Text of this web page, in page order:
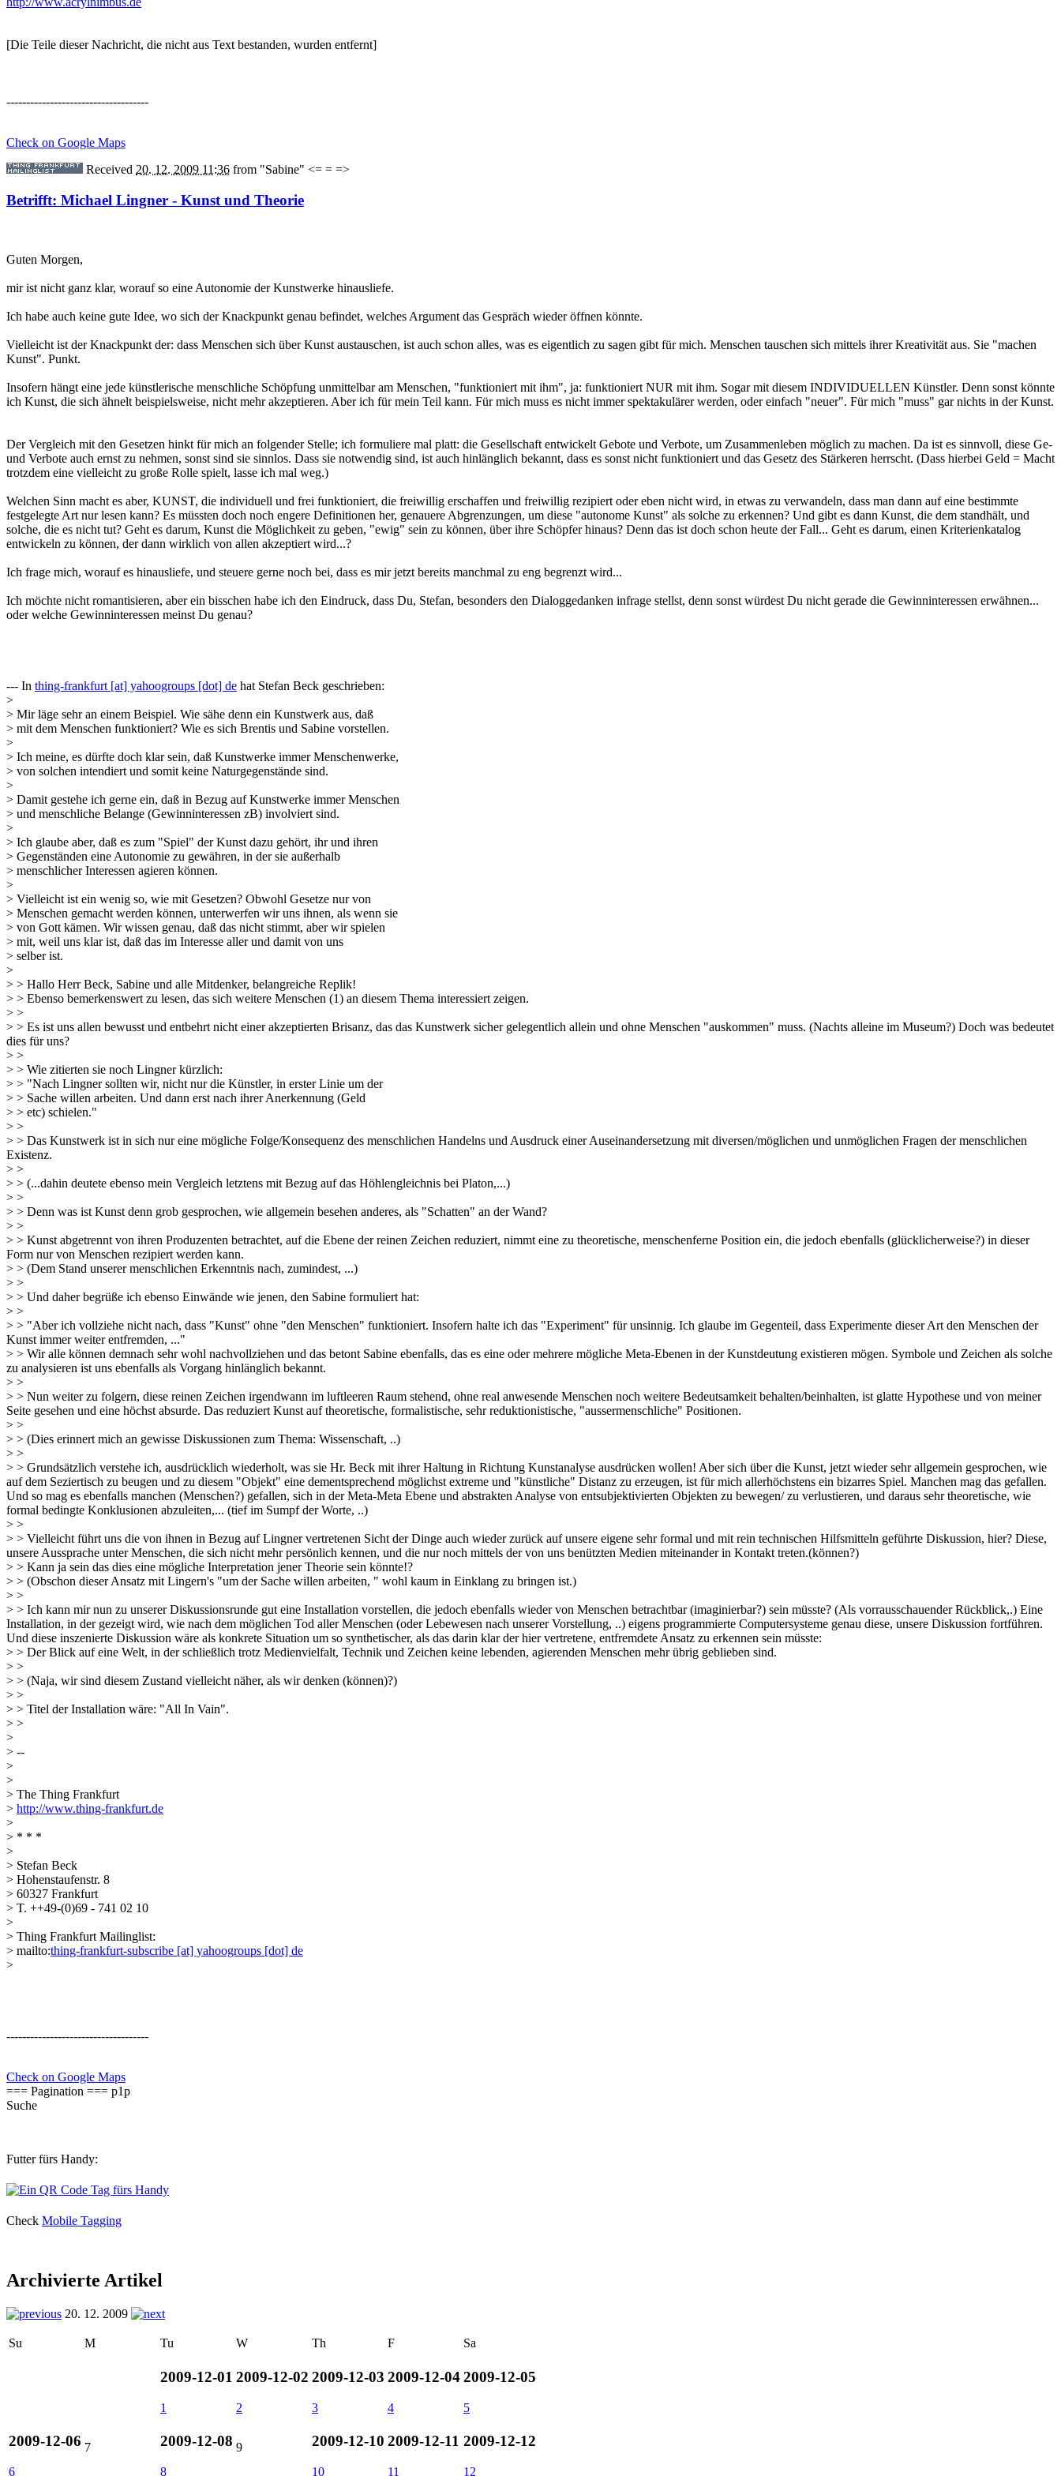
[Die Teile dieser Nachricht, die nicht aus Text bestanden, wurden entfernt]
------------------------------------
Check on Google Maps
Received 20. 12. 2009 11:36 from "Sabine" <= = =>
Betrifft: Michael Lingner - Kunst und Theorie
Guten Morgen,
mir ist nicht ganz klar, worauf so eine Autonomie der Kunstwerke hinausliefe.
Ich habe auch keine gute Idee, wo sich der Knackpunkt genau befindet, welches Argument das Gespräch wieder öffnen könnte.
Vielleicht ist der Knackpunkt der: dass Menschen sich über Kunst austauschen, ist auch schon alles, was es eigentlich zu sagen gibt für mich. Menschen tauschen sich mittels ihrer Kreativität aus. Sie "machen
Kunst". Punkt.
Insofern hängt eine jede künstlerische menschliche Schöpfung unmittelbar am Menschen, "funktioniert mit ihm", ja: funktioniert NUR mit ihm. Sogar mit diesem INDIVIDUELLEN Künstler. Denn sonst könnte
ich Kunst, die sich ähnelt beispielsweise, nicht mehr akzeptieren. Aber ich für mein Teil kann. Für mich muss es nicht immer spektakulärer werden, oder einfach "neuer". Für mich "muss" gar nichts in der Kunst.
Der Vergleich mit den Gesetzen hinkt für mich an folgender Stelle; ich formuliere mal platt: die Gesellschaft entwickelt Gebote und Verbote, um Zusammenleben möglich zu machen. Da ist es sinnvoll, diese Ge-
und Verbote auch ernst zu nehmen, sonst sind sie sinnlos. Dass sie notwendig sind, ist auch hinlänglich bekannt, dass es sonst nicht funktioniert und das Gesetz des Stärkeren herrscht. (Dass hierbei Geld = Macht
trotzdem eine vielleicht zu große Rolle spielt, lasse ich mal weg.)
Welchen Sinn macht es aber, KUNST, die individuell und frei funktioniert, die freiwillig erschaffen und freiwillig rezipiert oder eben nicht wird, in etwas zu verwandeln, dass man dann auf eine bestimmte
festgelegte Art nur lesen kann? Es müssten doch noch engere Definitionen her, genauere Abgrenzungen, um diese "autonome Kunst" als solche zu erkennen? Und gibt es dann Kunst, die dem standhält, und
solche, die es nicht tut? Geht es darum, Kunst die Möglichkeit zu geben, "ewig" sein zu können, über ihre Schöpfer hinaus? Denn das ist doch schon heute der Fall... Geht es darum, einen Kriterienkatalog
entwickeln zu können, der dann wirklich von allen akzeptiert wird...?
Ich frage mich, worauf es hinausliefe, und steuere gerne noch bei, dass es mir jetzt bereits manchmal zu eng begrenzt wird...
Ich möchte nicht romantisieren, aber ein bisschen habe ich den Eindruck, dass Du, Stefan, besonders den Dialoggedanken infrage stellst, denn sonst würdest Du nicht gerade die Gewinninteressen erwähnen...
oder welche Gewinninteressen meinst Du genau?
--- In thing-frankfurt [at] yahoogroups [dot] de hat Stefan Beck geschrieben:
>
> Mir läge sehr an einem Beispiel. Wie sähe denn ein Kunstwerk aus, daß
> mit dem Menschen funktioniert? Wie es sich Brentis und Sabine vorstellen.
>
> Ich meine, es dürfte doch klar sein, daß Kunstwerke immer Menschenwerke,
> von solchen intendiert und somit keine Naturgegenstände sind.
>
> Damit gestehe ich gerne ein, daß in Bezug auf Kunstwerke immer Menschen
> und menschliche Belange (Gewinninteressen zB) involviert sind.
>
> Ich glaube aber, daß es zum "Spiel" der Kunst dazu gehört, ihr und ihren
> Gegenständen eine Autonomie zu gewähren, in der sie außerhalb
> menschlicher Interessen agieren können.
>
> Vielleicht ist ein wenig so, wie mit Gesetzen? Obwohl Gesetze nur von
> Menschen gemacht werden können, unterwerfen wir uns ihnen, als wenn sie
> von Gott kämen. Wir wissen genau, daß das nicht stimmt, aber wir spielen
> mit, weil uns klar ist, daß das im Interesse aller und damit von uns
> selber ist.
>
> > Hallo Herr Beck, Sabine und alle Mitdenker, belangreiche Replik!
> > Ebenso bemerkenswert zu lesen, das sich weitere Menschen (1) an diesem Thema interessiert zeigen.
> >
> > Es ist uns allen bewusst und entbehrt nicht einer akzeptierten Brisanz, das das Kunstwerk sicher gelegentlich allein und ohne Menschen "auskommen" muss. (Nachts alleine im Museum?) Doch was bedeutet
dies für uns?
> >
> > Wie zitierten sie noch Lingner kürzlich:
> > "Nach Lingner sollten wir, nicht nur die Künstler, in erster Linie um der
> > Sache willen arbeiten. Und dann erst nach ihrer Anerkennung (Geld
> > etc) schielen."
> >
> > Das Kunstwerk ist in sich nur eine mögliche Folge/Konsequenz des menschlichen Handelns und Ausdruck einer Auseinandersetzung mit diversen/möglichen und unmöglichen Fragen der menschlichen
Existenz.
> >
> > (...dahin deutete ebenso mein Vergleich letztens mit Bezug auf das Höhlengleichnis bei Platon,...)
> >
> > Denn was ist Kunst denn grob gesprochen, wie allgemein besehen anderes, als "Schatten" an der Wand?
> >
> > Kunst abgetrennt von ihren Produzenten betrachtet, auf die Ebene der reinen Zeichen reduziert, nimmt eine zu theoretische, menschenferne Position ein, die jedoch ebenfalls (glücklicherweise?) in dieser
Form nur von Menschen rezipiert werden kann.
> > (Dem Stand unserer menschlichen Erkenntnis nach, zumindest, ...)
> >
> > Und daher begrüße ich ebenso Einwände wie jenen, den Sabine formuliert hat:
> >
> > "Aber ich vollziehe nicht nach, dass "Kunst" ohne "den Menschen" funktioniert. Insofern halte ich das "Experiment" für unsinnig. Ich glaube im Gegenteil, dass Experimente dieser Art den Menschen der
Kunst immer weiter entfremden, ..."
> > Wir alle können demnach sehr wohl nachvollziehen und das betont Sabine ebenfalls, das es eine oder mehrere mögliche Meta-Ebenen in der Kunstdeutung existieren mögen. Symbole und Zeichen als solche
zu analysieren ist uns ebenfalls als Vorgang hinlänglich bekannt.
> >
> > Nun weiter zu folgern, diese reinen Zeichen irgendwann im luftleeren Raum stehend, ohne real anwesende Menschen noch weitere Bedeutsamkeit behalten/beinhalten, ist glatte Hypothese und von meiner
Seite gesehen und eine höchst absurde. Das reduziert Kunst auf theoretische, formalistische, sehr reduktionistische, "aussermenschliche" Positionen.
> >
> > (Dies erinnert mich an gewisse Diskussionen zum Thema: Wissenschaft, ..)
> >
> > Grundsätzlich verstehe ich, ausdrücklich wiederholt, was sie Hr. Beck mit ihrer Haltung in Richtung Kunstanalyse ausdrücken wollen! Aber sich über die Kunst, jetzt wieder sehr allgemein gesprochen, wie
auf dem Seziertisch zu beugen und zu diesem "Objekt" eine dementsprechend möglichst extreme und "künstliche" Distanz zu erzeugen, ist für mich allerhöchstens ein bizarres Spiel. Manchen mag das gefallen.
Und so mag es ebenfalls manchen (Menschen?) gefallen, sich in der Meta-Meta Ebene und abstrakten Analyse von entsubjektivierten Objekten zu bewegen/ zu verlustieren, und daraus sehr theoretische, wie
formal bedingte Konklusionen abzuleiten,... (tief im Sumpf der Worte, ..)
> >
> > Vielleicht führt uns die von ihnen in Bezug auf Lingner vertretenen Sicht der Dinge auch wieder zurück auf unsere eigene sehr formal und mit rein technischen Hilfsmitteln geführte Diskussion, hier? Diese,
unsere Aussprache unter Menschen, die sich nicht mehr persönlich kennen, und die nur noch mittels der von uns benützten Medien miteinander in Kontakt treten.(können?)
> > Kann ja sein das dies eine mögliche Interpretation jener Theorie sein könnte!?
> > (Obschon dieser Ansatz mit Lingern's "um der Sache willen arbeiten, " wohl kaum in Einklang zu bringen ist.)
> >
> > Ich kann mir nun zu unserer Diskussionsrunde gut eine Installation vorstellen, die jedoch ebenfalls wieder von Menschen betrachtbar (imaginierbar?) sein müsste? (Als vorrausschauender Rückblick,.) Eine
Installation, in der gezeigt wird, wie nach dem möglichen Tod aller Menschen (oder Lebewesen nach unserer Vorstellung, ..) eigens programmierte Computersysteme genau diese, unsere Diskussion fortführen.
Und diese inszenierte Diskussion wäre als konkrete Situation um so synthetischer, als das darin klar der hier vertretene, entfremdete Ansatz zu erkennen sein müsste:
> > Der Blick auf eine Welt, in der schließlich trotz Medienvielfalt, Technik und Zeichen keine lebenden, agierenden Menschen mehr übrig geblieben sind.
> >
> > (Naja, wir sind diesem Zustand vielleicht näher, als wir denken (können)?)
> >
> > Titel der Installation wäre: "All In Vain".
> >
>
> --
>
>
> The Thing Frankfurt
> http://www.thing-frankfurt.de
>
> * * *
>
> Stefan Beck
> Hohenstaufenstr. 8
> 60327 Frankfurt
> T. ++49-(0)69 - 741 02 10
>
> Thing Frankfurt Mailinglist:
> mailto:thing-frankfurt-subscribe [at] yahoogroups [dot] de
>
------------------------------------
Check on Google Maps
=== Pagination === p1p
Suche
Futter fürs Handy:
Check Mobile Tagging
Archivierte Artikel
20. 12. 2009
Su M Tu W Th F Sa
2009-12-01
1
2009-12-02
2
2009-12-03
3
2009-12-04
4
2009-12-05
5
2009-12-06
6
7 2009-12-08
8
9 2009-12-10
10
2009-12-11
11
2009-12-12
12